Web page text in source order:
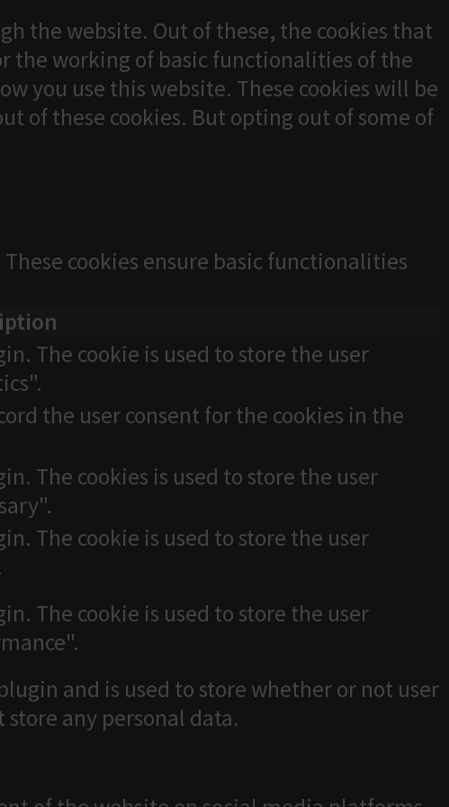
the website. Out of these, the cookies that
the working of basic functionalities of the
you use this website. These cookies will be
of these cookies. But opting out of some of
cookies ensure basic functionalities
The cookie is used to store the user
the user consent for the cookies in the
The cookies is used to store the user
The cookie is used to store the user
The cookie is used to store the user
and is used to store whether or not user
store any personal data.